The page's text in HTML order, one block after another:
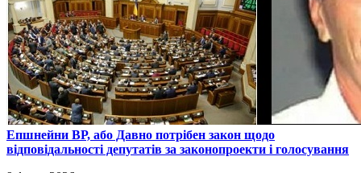
​Епшнейни ВР, або Давно потрібен закон щодо
відповідальності депутатів за законопроекти і голосування